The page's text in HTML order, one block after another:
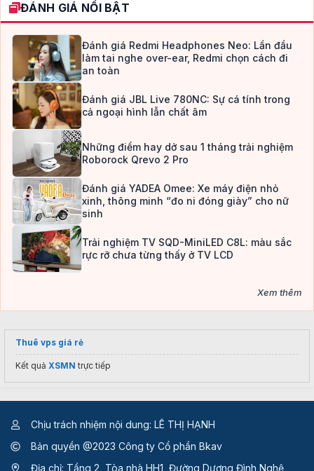
ĐÁNH GIÁ NỔI BẬT
Đánh giá Redmi Headphones Neo: Lần đầu
làm tai nghe over-ear, Redmi chọn cách đi
an toàn
Đánh giá JBL Live 780NC: Sự cá tính trong
cả ngoại hình lẫn chất âm
Những điểm hay dở sau 1 tháng trải nghiệm
Roborock Qrevo 2 Pro
Đánh giá YADEA Omee: Xe máy điện nhỏ
xinh, thông minh “đo ni đóng giày” cho nữ
sinh
Trải nghiệm TV SQD-MiniLED C8L: màu sắc
rực rỡ chưa từng thấy ở TV LCD
Xem thêm
Thuê vps giá rẻ
Kết quả XSMN trực tiếp
Chịu trách nhiệm nội dung: LÊ THỊ HẠNH
Bản quyền @2023 Công ty Cổ phần Bkav
Địa chỉ: Tầng 2, Tòa nhà HH1, Đường Dương Đình Nghệ,